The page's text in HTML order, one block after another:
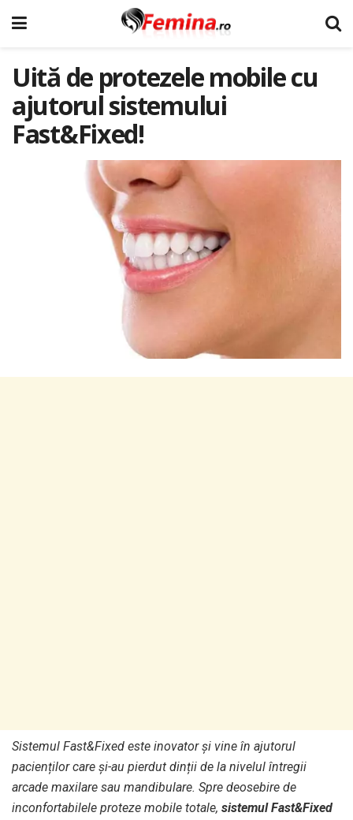
Uită de protezele mobile cu
ajutorul sistemului
Fast&Fixed!
Sistemul Fast&Fixed este inovator și vine în ajutorul
pacienților care și-au pierdut dinții de la nivelul întregii
arcade maxilare sau mandibulare. Spre deosebire de
inconfortabilele proteze mobile totale, sistemul Fast&Fixed